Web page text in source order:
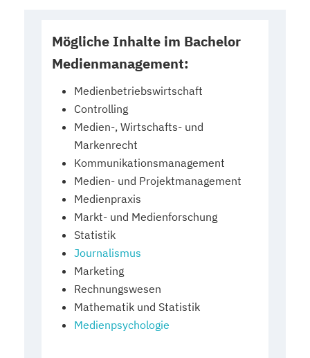
Mögliche Inhalte im Bachelor
Medienmanagement:
Medienbetriebswirtschaft
Controlling
Medien-, Wirtschafts- und
Markenrecht
Kommunikationsmanagement
Medien- und Projektmanagement
Medienpraxis
Markt- und Medienforschung
Statistik
Journalismus
Marketing
Rechnungswesen
Mathematik und Statistik
Medienpsychologie